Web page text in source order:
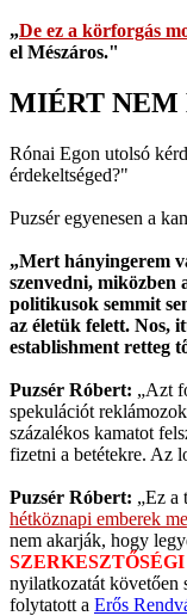
„De ez a körforgás
el Mészáros."
MIÉRT
Rónai Egon utolsó
érdekeltséged?"
Puzsér egyenesen a
„Mert hányingerem
szenvedni, miközben
politikusok semmit
az életük felett. Nos,
establishment retteg
Puzsér Róbert: „Azt
spekulációt
százalékos kamatot
fizetni a betétekre. Az
Puzsér Róbert: „Ez a
hétköznapi emberek
nem akarják, hogy
nyilatkozatát követően
folytatott a Erős